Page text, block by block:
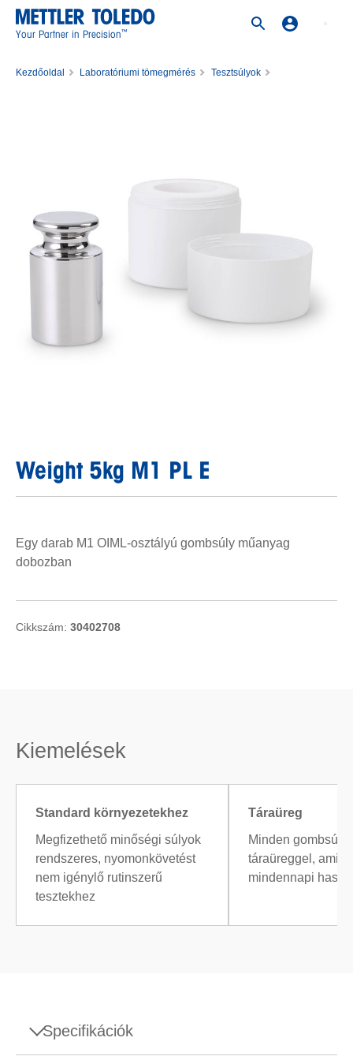
Your Partner in Precision™
Kezdőoldal Laboratóriumi tömegmérés
Tesztsúlyok
Weight 5kg M1 PL E
Egy darab M1 OIML-osztályú gombsúly műanyag
dobozban
Cikkszám: 30402708
Kiemelések
Standard környezetekhez
Megfizethető minőségi súlyok
rendszeres, nyomonkövetést
nem igénylő rutinszerű
tesztekhez
Táraüreg
Minden gombsúly
táraüreggel, ami
mindennapi
Specifikációk